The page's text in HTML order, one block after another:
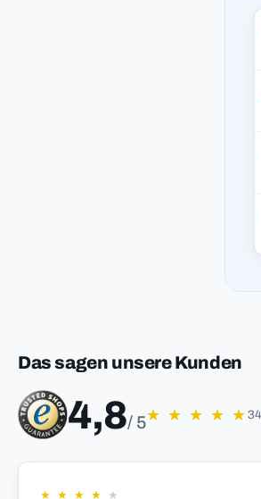
Das sagen unsere Kunden
4,8/ 5★ ★ ★ ★ ★
★ ★ ★ ★ ★